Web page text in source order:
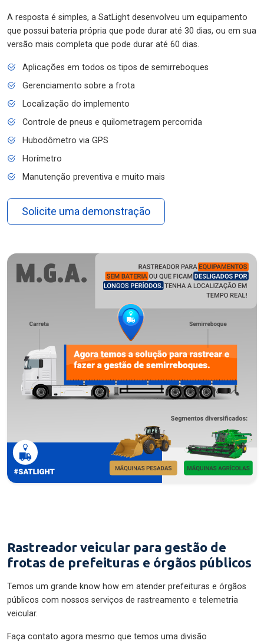
A resposta é simples, a SatLight desenvolveu um equipamento
que possui bateria própria que pode durar até 30 dias, ou em sua
versão mais completa que pode durar até 60 dias.
Aplicações em todos os tipos de semirreboques
Gerenciamento sobre a frota
Localização do implemento
Controle de pneus e quilometragem percorrida
Hubodômetro via GPS
Horímetro
Manutenção preventiva e muito mais
Solicite uma demonstração
Rastreador veicular para gestão de
frotas de prefeituras e órgãos públicos
Temos um grande know how em atender prefeituras e órgãos
públicos com nossos serviços de rastreamento e telemetria
veicular.
Faça contato agora mesmo que temos uma divisão